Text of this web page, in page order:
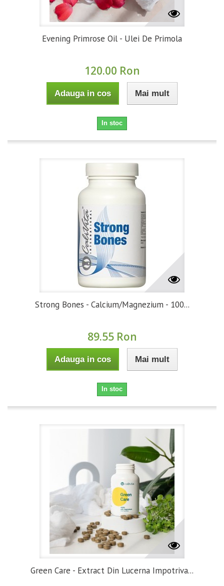
Evening Primrose Oil - Ulei De Primola
120.00 Ron
Adauga in cos Mai mult
In stoc
Strong Bones - Calcium/Magnezium - 100...
89.55 Ron
Adauga in cos Mai mult
In stoc
Green Care - Extract Din Lucerna Impotriva...